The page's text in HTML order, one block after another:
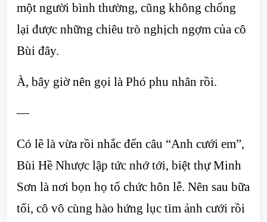
một người bình thường, cũng không chống
lại được những chiêu trò nghịch ngợm của cô
Bùi đây.
À, bây giờ nên gọi là Phó phu nhân rồi.
—
Có lẽ là vừa rồi nhắc đến câu “Anh cưới em”,
Bùi Hề Nhược lập tức nhớ tới, biệt thự Minh
Sơn là nơi bọn họ tổ chức hôn lễ. Nên sau bữa
tối, cô vô cùng hào hứng lục tìm ảnh cưới rồi